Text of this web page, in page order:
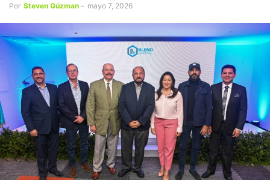
Por Steven Gúzman - mayo 7, 2026